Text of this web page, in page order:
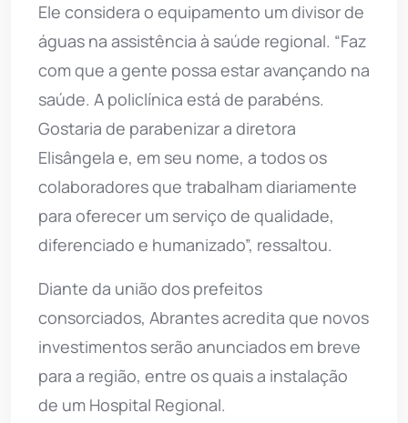
Ele considera o equipamento um divisor de
águas na assistência à saúde regional. “Faz
com que a gente possa estar avançando na
saúde. A policlínica está de parabéns.
Gostaria de parabenizar a diretora
Elisângela e, em seu nome, a todos os
colaboradores que trabalham diariamente
para oferecer um serviço de qualidade,
diferenciado e humanizado”, ressaltou.
Diante da união dos prefeitos
consorciados, Abrantes acredita que novos
investimentos serão anunciados em breve
para a região, entre os quais a instalação
de um Hospital Regional.